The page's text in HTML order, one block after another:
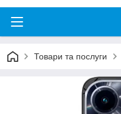
Товари та послуги